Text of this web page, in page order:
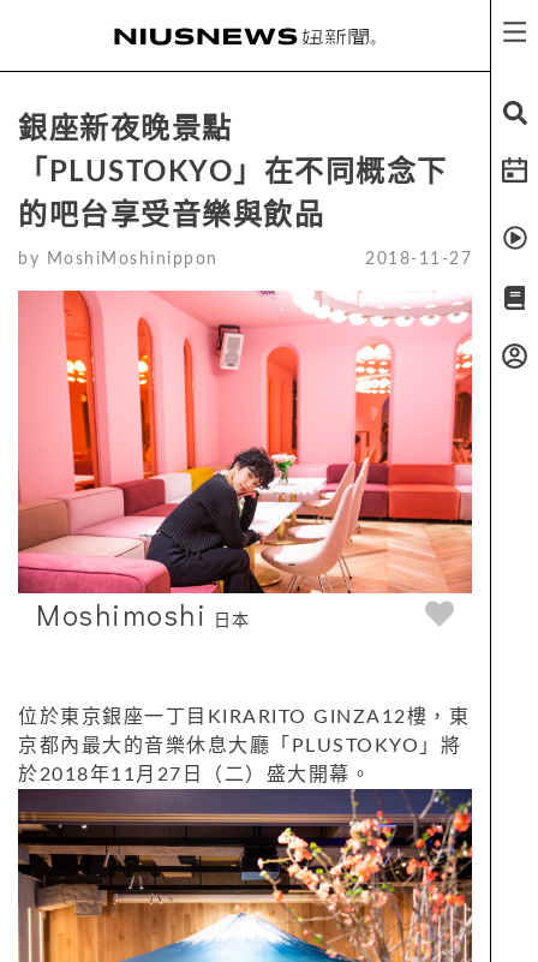
銀座新夜晚景點
「PLUSTOKYO」在不同概念下
的吧台享受音樂與飲品
by MoshiMoshinippon 2018-11-27
Moshimoshi 日本
位於東京銀座一丁目KIRARITO GINZA12樓，東
京都內最大的音樂休息大廳「PLUSTOKYO」將
於2018年11月27日（二）盛大開幕。